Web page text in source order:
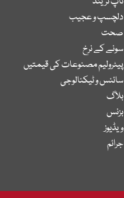
دلچسپ و عجیب
صحت
سونے کے نرخ
پیٹرولیم مصنوعات کی قیمتیں
سائنس و ٹیکنالوجی
بلاگ
بزنس
ویڈیوز
جرائم